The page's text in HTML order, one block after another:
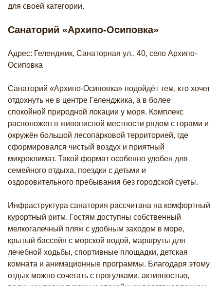
Найти
Введите поисковой запрос
для своей категории.
Санаторий «Архипо-Осиповка»
Адрес: Геленджик, Санаторная ул., 40, село Архипо-
Осиповка
Санаторий «Архипо-Осиповка» подойдёт тем, кто хочет
отдохнуть не в центре Геленджика, а в более
спокойной природной локации у моря. Комплекс
расположен в живописной местности рядом с горами и
окружён большой лесопарковой территорией, где
сформировался чистый воздух и приятный
микроклимат. Такой формат особенно удобен для
семейного отдыха, поездки с детьми и
оздоровительного пребывания без городской суеты.
Инфраструктура санатория рассчитана на комфортный
курортный ритм. Гостям доступны собственный
мелкогалечный пляж с удобным заходом в море,
крытый бассейн с морской водой, маршруты для
лечебной ходьбы, спортивные площадки, детская
комната и анимационные программы. Благодаря этому
отдых можно сочетать с прогулками, активностью,
странице.